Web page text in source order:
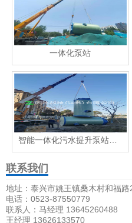
一体化泵站
智能一体化污水提升泵站价格
联系我们
地址：泰兴市姚王镇桑木村和福路
电话：0523-87550779
联系人：马经理 13645260488
王经理 13626133570